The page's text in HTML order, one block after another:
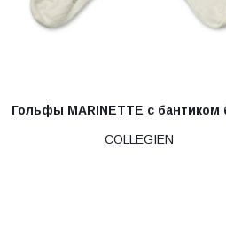
Гольфы MARINETTE с бантиком
COLLEGIEN